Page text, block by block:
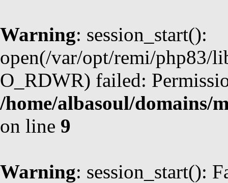
Warning: session_start():
open(/var/opt/remi/php83/
O_RDWR) failed:
/home/albasoul/domains/
on line 9
Warning: session_start():